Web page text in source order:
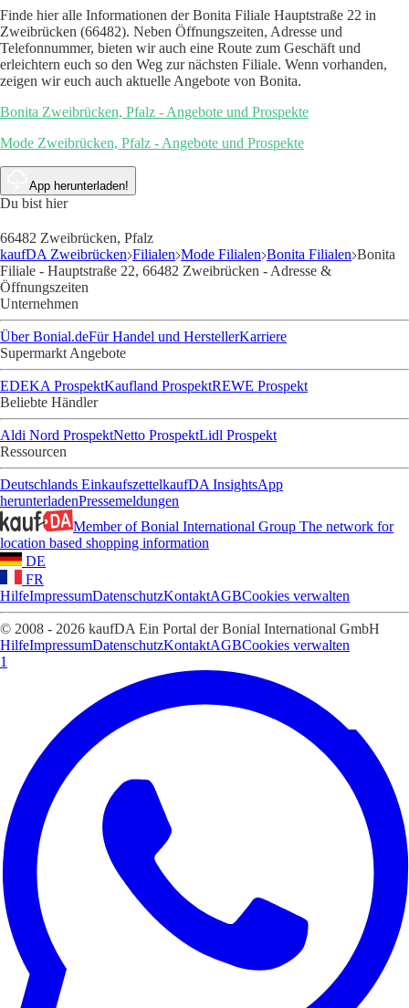
Finde hier alle Informationen der Bonita Filiale Hauptstraße 22 in
Zweibrücken (66482). Neben Öffnungszeiten, Adresse und
Telefonnummer, bieten wir auch eine Route zum Geschäft und
erleichtern euch so den Weg zur nächsten Filiale. Wenn vorhanden,
zeigen wir euch auch aktuelle Angebote von Bonita.
Bonita Zweibrücken, Pfalz - Angebote und Prospekte
Mode Zweibrücken, Pfalz - Angebote und Prospekte
App herunterladen!
Du bist hier
66482 Zweibrücken, Pfalz
kaufDA Zweibrücken Filialen Mode Filialen Bonita Filialen Bonita
Filiale - Hauptstraße 22, 66482 Zweibrücken - Adresse &
Öffnungszeiten
Unternehmen
Über Bonial.deFür Handel und HerstellerKarriere
Supermarkt Angebote
EDEKA ProspektKaufland ProspektREWE Prospekt
Beliebte Händler
Aldi Nord ProspektNetto ProspektLidl Prospekt
Ressourcen
Deutschlands EinkaufszettelkaufDA InsightsApp
herunterladenPressemeldungen
Member of Bonial International Group The network for
location based shopping information
DE
FR
HilfeImpressumDatenschutzKontaktAGBCookies verwalten
© 2008 - 2026 kaufDA Ein Portal der Bonial International GmbH
HilfeImpressumDatenschutzKontaktAGBCookies verwalten
1